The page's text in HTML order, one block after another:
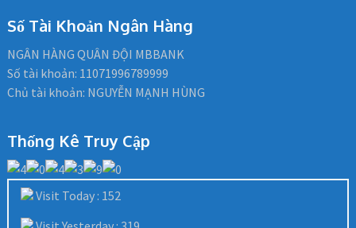
Số Tài Khoản Ngân Hàng
NGÂN HÀNG QUÂN ĐỘI MBBANK
Số tài khoản: 11071996789999
Chủ tài khoản: NGUYỄN MẠNH HÙNG
Thống Kê Truy Cập
Visit Today : 152